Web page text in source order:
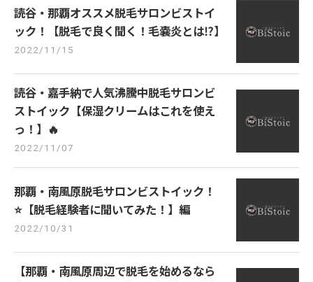
読谷・那覇オススメ脱毛サロンビストイ
ック！【脱毛で良く聞く！毛嚢炎とは⁉︎】
2022/11/15
読谷・嘉手納で人気沸騰中脱毛サロンビ
ストイック【保湿クリームはこれを使え
っ！】🔥
2022/11/07
那覇・南風原脱毛サロンビストイック！
⭐️【脱毛経験者に聞いてみた！】編
2022/10/31
【那覇・南風原周辺で脱毛を始めるなら